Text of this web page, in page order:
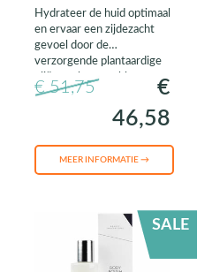
Hydrateer de huid optimaal
en ervaar een zijdezacht
gevoel door de
verzorgende plantaardige
oliën zoals zonnebloem en
zoete amandel.
€ 51,75
€
46,58
MEER INFORMATIE →
SALE